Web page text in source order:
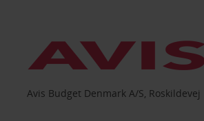
Avis Budget Denmark A/S,